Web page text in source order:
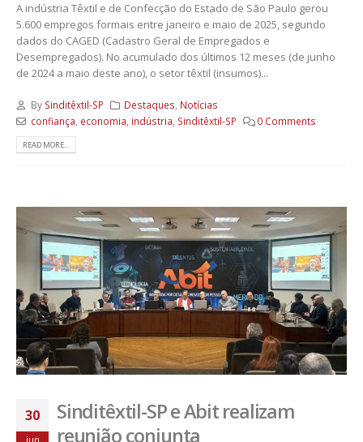
A indústria Têxtil e de Confecção do Estado de São Paulo gerou
5.600 empregos formais entre janeiro e maio de 2025, segundo
dados do CAGED (Cadastro Geral de Empregados e
Desempregados). No acumulado dos últimos 12 meses (de junho
de 2024 a maio deste ano), o setor têxtil (insumos)...
By Sinditêxtil-SP Destaques Notícias
confiança economia indústria Sinditêxtil-SP 0 Comments
READ MORE...
30
Sinditêxtil-SP e Abit realizam
reunião conjunta